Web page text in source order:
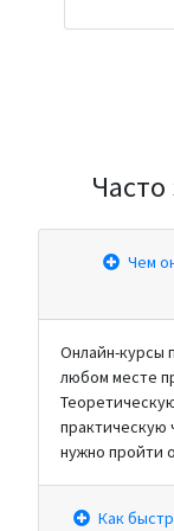
делятся
гриппа
Чем
Онлайн-курсы
любом месте
практическую
нужно пройти
Как